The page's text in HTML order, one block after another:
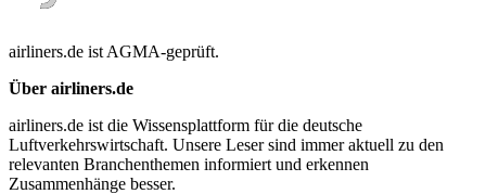
airliners.de ist AGMA-geprüft.
Über airliners.de
airliners.de ist die Wissensplattform für die deutsche
Luftverkehrswirtschaft. Unsere Leser sind immer aktuell zu den
relevanten Branchenthemen informiert und erkennen
Zusammenhänge besser.